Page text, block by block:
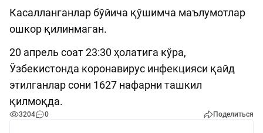
Касалланганлар бўйича қўшимча маълумотлар
ошкор қилинмаган.
20 апрель соат 23:30 ҳолатига кўра,
Ўзбекистонда коронавирус инфекцияси қайд
этилганлар сони 1627 нафарни ташкил
қилмоқда.
3204 0 Поделиться